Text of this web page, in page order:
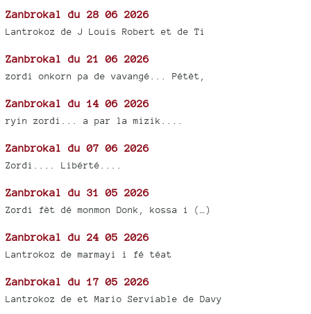
Zanbrokal du 28 06 2026
Lantrokoz de J Louis Robert et de Ti
Zanbrokal du 21 06 2026
zordi onkorn pa de vavangé... Pétèt,
Zanbrokal du 14 06 2026
ryin zordi... a par la mizik....
Zanbrokal du 07 06 2026
Zordi.... Libérté....
Zanbrokal du 31 05 2026
Zordi fèt dé monmon Donk, kossa i (…)
Zanbrokal du 24 05 2026
Lantrokoz de marmayi i fé téat
Zanbrokal du 17 05 2026
Lantrokoz de et Mario Serviable de Davy